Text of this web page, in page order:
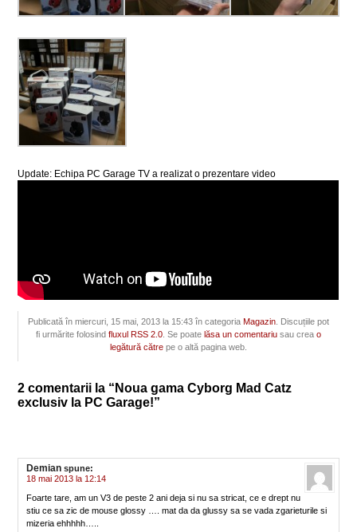
Update: Echipa PC Garage TV a realizat o prezentare video
Publicată în miercuri, 15 mai, 2013 la 15:43 în categoriaMagazin . Discuțiile pot
fi urmărite folosindfluxul RSS 2.0 . Se poatelăsa un comentariu sau creao
legătură către pe o altă pagina web.
2 comentarii la “Noua gama Cyborg Mad Catz
exclusiv la PC Garage!”
Demian spune:
18 mai 2013 la 12:14
Foarte tare, am un V3 de peste 2 ani deja si nu sa stricat, ce e drept nu
stiu ce sa zic de mouse glossy …. mat da da glussy sa se vada zgarieturile si
mizeria ehhhhh…..